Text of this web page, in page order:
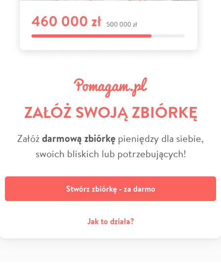
ZAŁÓŻ SWOJĄ ZBIÓRKĘ
Załóżdarmową zbiórkę pieniędzy dla siebie,
swoich bliskich lub potrzebujących!
Stwórz zbiórkę - za darmo
Jak to działa?